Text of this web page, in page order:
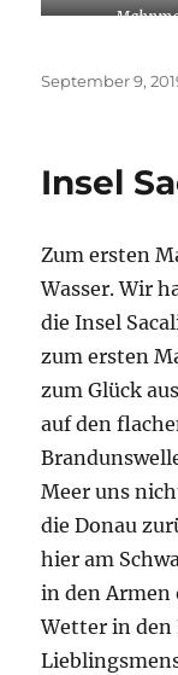
Veröffentlicht
September 9,
Insel
Zum ersten
Wasser. Wir
die Insel
zum ersten
zum Glück
auf den
Meer uns
die Donau
hier am
in den
Wetter in den